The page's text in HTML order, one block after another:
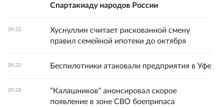
Спартакиаду народов России
09:35
Хуснуллин считает рискованной смену
правил семейной ипотеки до октября
09:33 Беспилотники атаковали предприятия в Уфе
09:28
"Калашников" анонсировал скорое
появление в зоне СВО боеприпаса